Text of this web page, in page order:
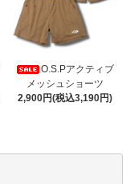
O.S.Pアクティブ
メッシュショーツ
2,900円(税込3,190円)